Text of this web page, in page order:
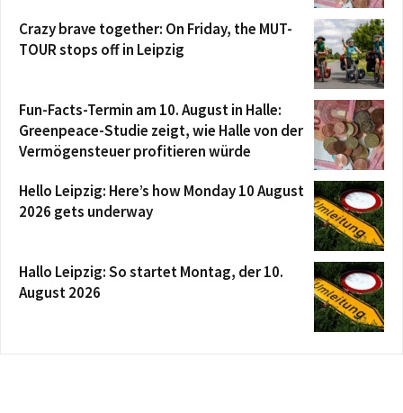
Crazy brave together: On Friday, the MUT-
TOUR stops off in Leipzig
Fun-Facts-Termin am 10. August in Halle:
Greenpeace-Studie zeigt, wie Halle von der
Vermögensteuer profitieren würde
Hello Leipzig: Here’s how Monday 10 August
2026 gets underway
Hallo Leipzig: So startet Montag, der 10.
August 2026